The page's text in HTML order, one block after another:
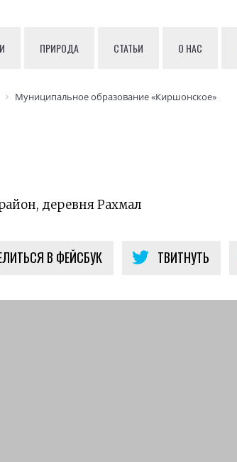
ПРИРОДА СТАТЬИ О НАС
Муниципальное образование «Киршонское»
деревня Рахмал
В ФЕЙСБУК ТВИТНУТЬ